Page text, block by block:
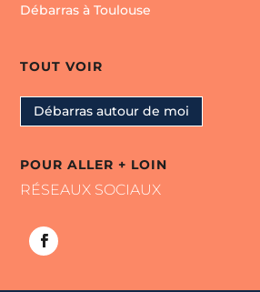
Débarras à Toulouse
TOUT VOIR
Débarras autour de moi
POUR ALLER + LOIN
RÉSEAUX SOCIAUX